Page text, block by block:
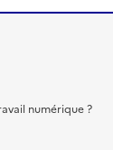
numérique ?